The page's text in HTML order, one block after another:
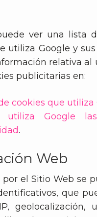
ver una lista
utiliza Google y
relativa al
publicitarias en:
cookies que utiliza
utiliza Google
.
Web
por el Sitio Web se
que
geolocalización,